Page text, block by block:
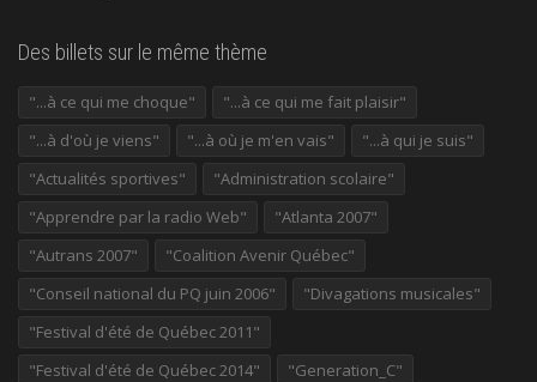
Des billets sur le même thème
"...à ce qui me choque"
"...à ce qui me fait plaisir"
"...à d'où je viens"
"...à où je m'en vais"
"...à qui je suis"
"Actualités sportives"
"Administration scolaire"
"Apprendre par la radio Web"
"Atlanta 2007"
"Autrans 2007"
"Coalition Avenir Québec"
"Conseil national du PQ juin 2006"
"Divagations musicales"
"Festival d'été de Québec 2011"
"Festival d'été de Québec 2014"
"Generation_C"